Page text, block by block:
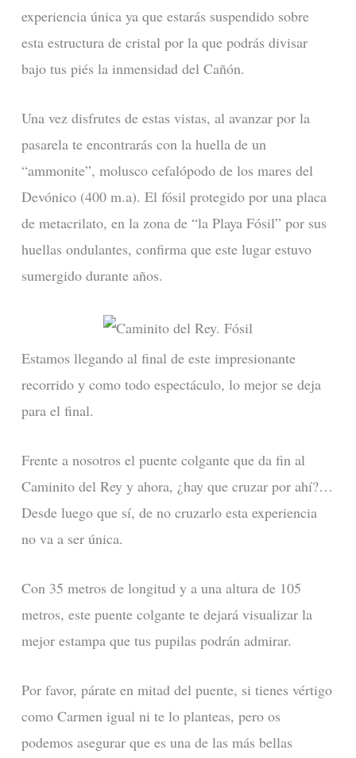
experiencia única ya que estarás suspendido sobre
esta estructura de cristal por la que podrás divisar
bajo tus piés la inmensidad del Cañón.
Una vez disfrutes de estas vistas, al avanzar por la
pasarela te encontrarás con la huella de un
“ammonite”, molusco cefalópodo de los mares del
Devónico (400 m.a). El fósil protegido por una placa
de metacrilato, en la zona de “la Playa Fósil” por sus
huellas ondulantes, confirma que este lugar estuvo
sumergido durante años.
Estamos llegando al final de este impresionante
recorrido y como todo espectáculo, lo mejor se deja
para el final.
Frente a nosotros el puente colgante que da fin al
Caminito del Rey y ahora, ¿hay que cruzar por ahí?…
Desde luego que sí, de no cruzarlo esta experiencia
no va a ser única.
Con 35 metros de longitud y a una altura de 105
metros, este puente colgante te dejará visualizar la
mejor estampa que tus pupilas podrán admirar.
Por favor, párate en mitad del puente, si tienes vértigo
como Carmen igual ni te lo planteas, pero os
podemos asegurar que es una de las más bellas